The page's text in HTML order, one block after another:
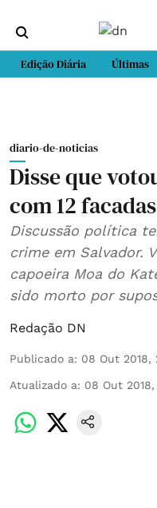
Edição Diária Últimas
diario-de-noticias
Disse que
com 12 facadas
Discussão política
crime em Salvador.
capoeira Moa do
sido morto por
Redação DN
Publicado a: 08 Out 2018,
Atualizado a: 08 Out 2018,